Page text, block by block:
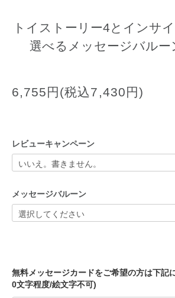
トイストーリー4とインサ
選べるメッセージバル
6,755円(税込7,430円)
レビューキャンペーン
メッセージバルーン
無料メッセージカードをご希望の方は下記
0文字程度/絵文字不可)